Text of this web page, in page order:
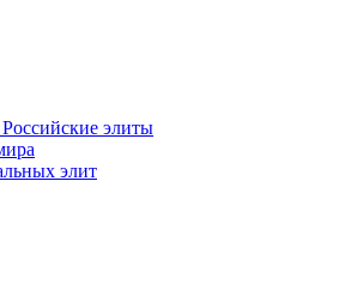
элиты
элит